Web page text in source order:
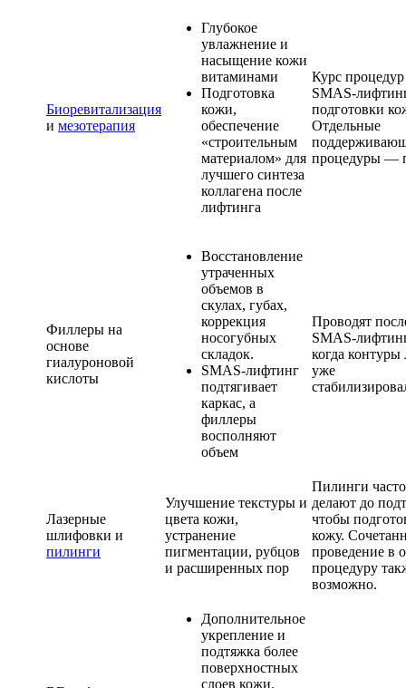
Биоревитализация
и мезотерапия
Глубокое
увлажнение и
насыщение кожи
витаминами
Подготовка
кожи,
обеспечение
«строительным
материалом» для
лучшего синтеза
коллагена после
лифтинга
Курс
SMAS-
подготовки
Отдельные
процедуры —
Филлеры на
основе
гиалуроновой
кислоты
Восстановление
утраченных
объемов в
скулах, губах,
коррекция
носогубных
складок.
SMAS-лифтинг
подтягивает
каркас, а
филлеры
восполняют
объем
Проводят
SMAS-
когда контуры
уже
Лазерные
шлифовки и
пилинги
Улучшение текстуры и
цвета кожи,
устранение
пигментации, рубцов
и расширенных пор
Пилинги часто
делают до
чтобы
кожу.
проведение в
процедуру
возможно.
Дополнительное
укрепление и
подтяжка более
поверхностных
слоев кожи.